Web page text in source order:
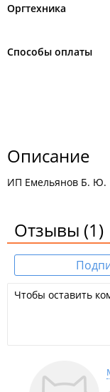
Оргтехника
Способы оплаты
Описание
ИП Емельянов Б. Ю.
Отзывы (1)
Чтобы оставить